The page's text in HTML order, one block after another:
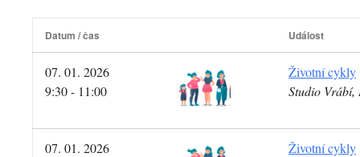
Datum / čas Událost
07. 01. 2026
9:30 - 11:00
Životní cykly
Studio Vrábí,
07. 01. 2026
Životní cykly